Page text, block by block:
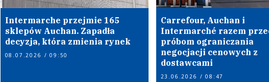
Intermarche przejmie 165
sklepów Auchan. Zapadła
decyzja, która zmienia rynek
08.07.2026 / 09:50
Carrefour, Auchan i
Intermarché razem
próbom ograniczania
negocjacji cenowych z
dostawcami
23.06.2026 / 08:47